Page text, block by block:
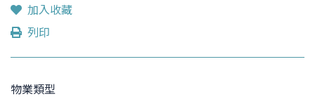
加入收藏
列印
物業類型